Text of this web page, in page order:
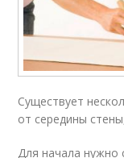
Существует
от середины
Для начала нужно